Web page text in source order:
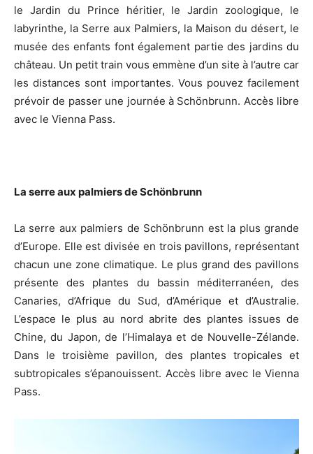
le Jardin du Prince héritier, le Jardin zoologique, le
labyrinthe, la Serre aux Palmiers, la Maison du désert, le
musée des enfants font également partie des jardins du
château. Un petit train vous emmène d’un site à l’autre car
les distances sont importantes. Vous pouvez facilement
prévoir de passer une journée à Schönbrunn. Accès libre
avec le Vienna Pass.
La serre aux palmiers de Schönbrunn
La serre aux palmiers de Schönbrunn est la plus grande
d’Europe. Elle est divisée en trois pavillons, représentant
chacun une zone climatique. Le plus grand des pavillons
présente des plantes du bassin méditerranéen, des
Canaries, d’Afrique du Sud, d’Amérique et d’Australie.
L’espace le plus au nord abrite des plantes issues de
Chine, du Japon, de l’Himalaya et de Nouvelle-Zélande.
Dans le troisième pavillon, des plantes tropicales et
subtropicales s’épanouissent. Accès libre avec le Vienna
Pass.